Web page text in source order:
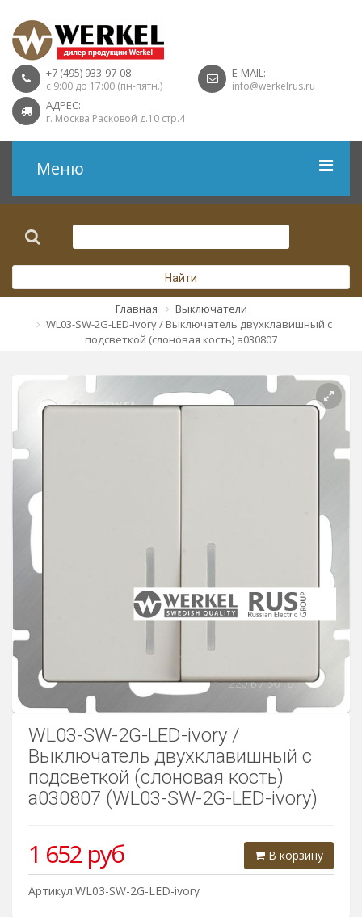
+7 (495) 933-97-08
с 9:00 до 17:00 (пн-пятн.)
E-MAIL:
info@werkelrus.ru
АДРЕС:
г. Москва Расковой д.10 стр.4
Меню
Розетки USB
Розетки ТВ
Розетки акустика
Найти
Главная
Выключатели
WL03-SW-2G-LED-ivory / Выключатель двухклавишный с
подсветкой (слоновая кость) a030807
WL03-SW-2G-LED-ivory /
Выключатель двухклавишный с
подсветкой (слоновая кость)
a030807 (WL03-SW-2G-LED-ivory)
В корзину
1 652 руб
Артикул:WL03-SW-2G-LED-ivory